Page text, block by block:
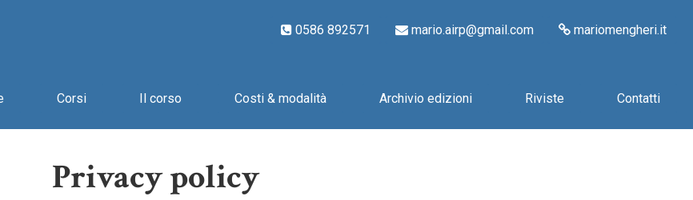
0586 892571 mario.airp@gmail.com mariomengheri.it
Corsi Il corso Costi & modalità Archivio edizioni Riviste Contatti
Privacy policy